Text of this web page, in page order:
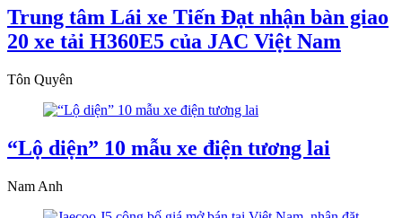
Trung tâm Lái xe Tiến Đạt nhận bàn giao
20 xe tải H360E5 của JAC Việt Nam
Tôn Quyên
“Lộ diện” 10 mẫu xe điện tương lai
Nam Anh